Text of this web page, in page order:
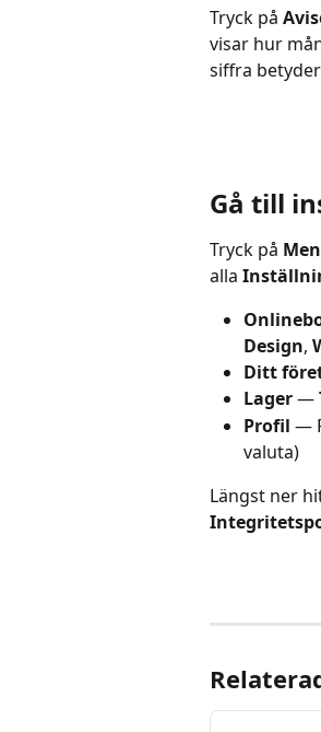
Tryck på
visar hur
siffra
Gå till
Tryck på
alla
Design,
Ditt
Lager —
Profil —
valuta)
Längst ner